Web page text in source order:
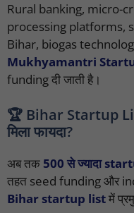
Rural banking, micro-
processing platforms,
Bihar, biogas
Mukhyamantri
funding दी जाती है।
🏆 Bihar Startup
मिला फायदा?
अब तक 500 से ज्यादा
तहत seed funding और
Bihar startup listमें